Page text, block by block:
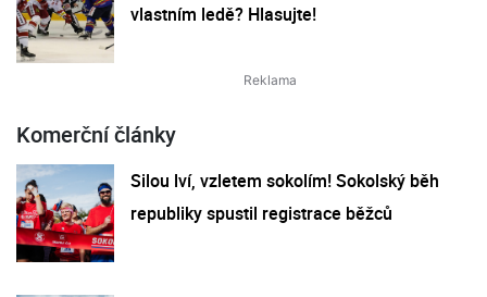
vlastním ledě? Hlasujte!
Komerční články
Silou lví, vzletem sokolím! Sokolský běh
republiky spustil registrace běžců